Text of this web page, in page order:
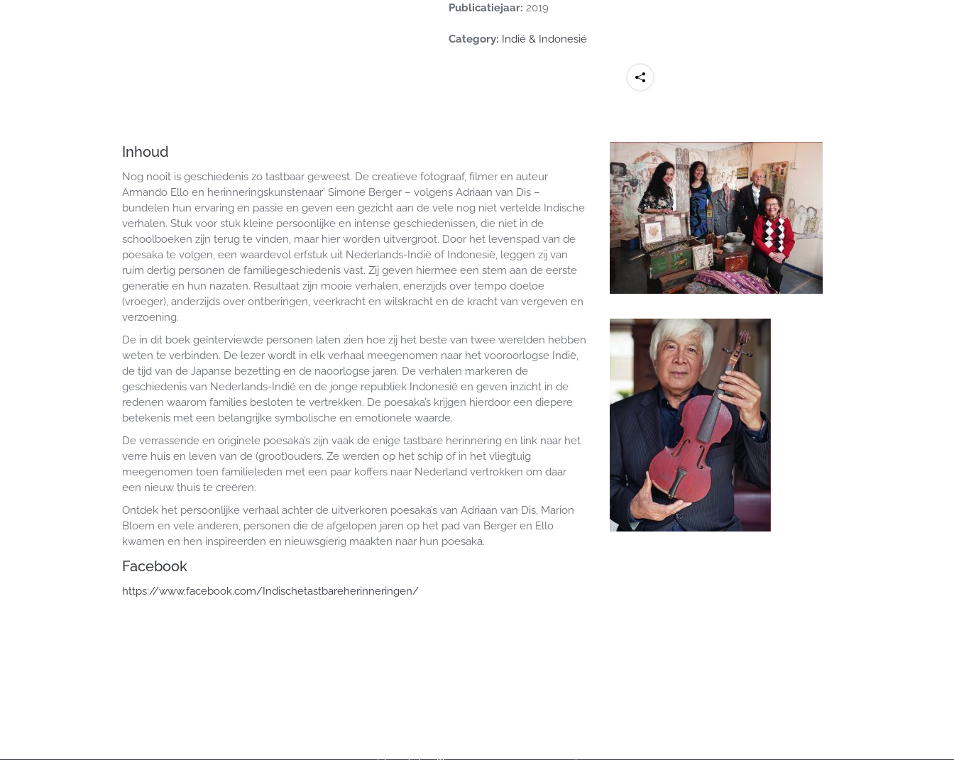
Publicatiejaar: 2019
Category: Indië & Indonesië
Inhoud
Nog nooit is geschiedenis zo tastbaar geweest. De creatieve fotograaf, filmer en auteur
Armando Ello en herinneringskunstenaar’ Simone Berger – volgens Adriaan van Dis –
bundelen hun ervaring en passie en geven een gezicht aan de vele nog niet vertelde Indische
verhalen. Stuk voor stuk kleine persoonlijke en intense geschiedenissen, die niet in de
schoolboeken zijn terug te vinden, maar hier worden uitvergroot. Door het levenspad van de
poesaka te volgen, een waardevol erfstuk uit Nederlands-Indië of Indonesië, leggen zij van
ruim dertig personen de familiegeschiedenis vast. Zij geven hiermee een stem aan de eerste
generatie en hun nazaten. Resultaat zijn mooie verhalen, enerzijds over tempo doeloe
(vroeger), anderzijds over ontberingen, veerkracht en wilskracht en de kracht van vergeven en
verzoening.
De in dit boek geïnterviewde personen laten zien hoe zij het beste van twee werelden hebben
weten te verbinden. De lezer wordt in elk verhaal meegenomen naar het vooroorlogse Indië,
de tijd van de Japanse bezetting en de naoorlogse jaren. De verhalen markeren de
geschiedenis van Nederlands-Indië en de jonge republiek Indonesië en geven inzicht in de
redenen waarom families besloten te vertrekken. De poesaka’s krijgen hierdoor een diepere
betekenis met een belangrijke symbolische en emotionele waarde.
De verrassende en originele poesaka’s zijn vaak de enige tastbare herinnering en link naar het
verre huis en leven van de (groot)ouders. Ze werden op het schip of in het vliegtuig
meegenomen toen familieleden met een paar koffers naar Nederland vertrokken om daar
een nieuw thuis te creëren.
Ontdek het persoonlijke verhaal achter de uitverkoren poesaka’s van Adriaan van Dis, Marion
Bloem en vele anderen, personen die de afgelopen jaren op het pad van Berger en Ello
kwamen en hen inspireerden en nieuwsgierig maakten naar hun poesaka.
Facebook
https://www.facebook.com/Indischetastbareherinneringen/